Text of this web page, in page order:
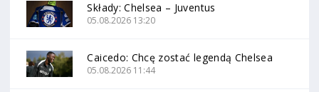
Składy: Chelsea – Juventus
05.08.2026 13:20
Caicedo: Chcę zostać legendą Chelsea
05.08.2026 11:44